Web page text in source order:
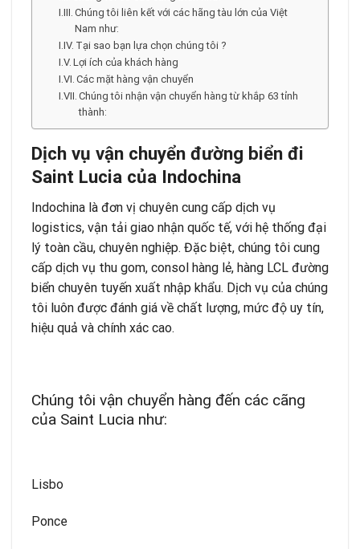
Chúng tôi liên kết với các hãng tàu lớn của Việt
Nam như:
Tại sao bạn lựa chọn chúng tôi ?
Lợi ích của khách hàng
Các mặt hàng vận chuyển
Chúng tôi nhận vận chuyển hàng từ khắp 63 tỉnh
thành:
Dịch vụ vận chuyển đường biển đi
Saint Lucia của Indochina
Indochina là đơn vị chuyên cung cấp dịch vụ
logistics, vận tải giao nhận quốc tế, với hệ thống đại
lý toàn cầu, chuyên nghiệp. Đặc biệt, chúng tôi cung
cấp dịch vụ thu gom, consol hàng lẻ, hàng LCL đường
biển chuyên tuyến xuất nhập khẩu. Dịch vụ của chúng
tôi luôn được đánh giá về chất lượng, mức độ uy tín,
hiệu quả và chính xác cao.
Chúng tôi vận chuyển hàng đến các cãng
của Saint Lucia như:
Lisbo
Ponce